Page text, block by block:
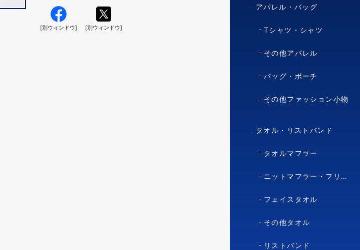
[別ウィンドウ] [別ウィンドウ]
アパレル・バッグ
Tシャツ・シャツ
その他アパレル
バッグ・ポーチ
その他ファッション小物
タオル・リストバンド
タオルマフラー
ニットマフラー・フリースマフラー
フェイスタオル
その他タオル
リストバンド